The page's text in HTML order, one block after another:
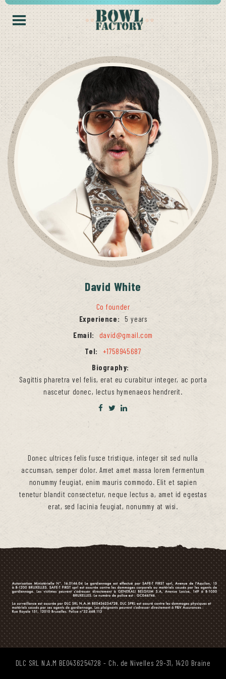
David White
Co founder
Experience:
5 years
Email:
david@gmail.com
Tel:
+1758945687
Biography:
Sagittis pharetra vel felis, erat eu curabitur integer, ac porta
nascetur donec, lectus hymenaeos hendrerit.
Donec ultrices felis fusce tristique, integer sit sed nulla
accumsan, semper dolor. Amet amet massa lorem fermentum
nonummy feugiat, enim mauris commodo. Elit et sapien
tenetur blandit consectetur, neque lectus a, amet id egestas
erat, sed lacinia feugiat, nonummy at wisi.
DLC SRL N.A.M BE0436254728 - Ch. de Nivelles 29-31, 1420 Braine